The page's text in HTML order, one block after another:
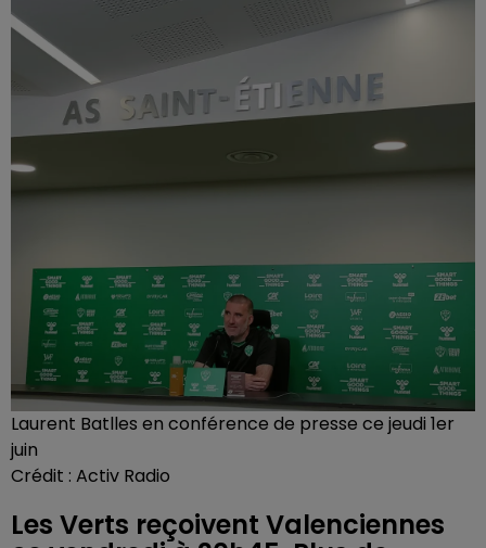
Laurent Batlles en conférence de presse ce jeudi 1er
juin
Crédit : Activ Radio
Les Verts reçoivent Valenciennes